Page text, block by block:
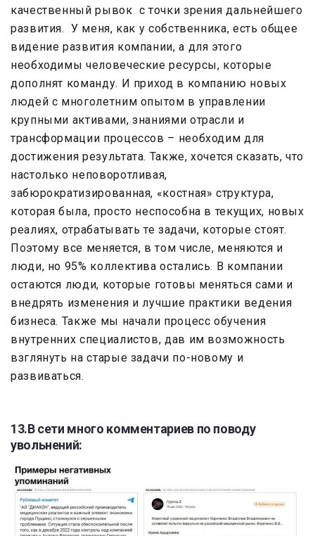
качественный рывок с точки зрения дальнейшего
развития. У меня, как у собственника, есть общее
видение развития компании, а для этого
необходимы человеческие ресурсы, которые
дополнят команду. И приход в компанию новых
людей с многолетним опытом в управлении
крупными активами, знаниями отрасли и
трансформации процессов – необходим для
достижения результата. Также, хочется сказать, что
настолько неповоротливая,
забюрократизированная, «костная» структура,
которая была, просто неспособна в текущих, новых
реалиях, отрабатывать те задачи, которые стоят.
Поэтому все меняется, в том числе, меняются и
люди, но 95% коллектива остались. В компании
остаются люди, которые готовы меняться сами и
внедрять изменения и лучшие практики ведения
бизнеса. Также мы начали процесс обучения
внутренних специалистов, дав им возможность
взглянуть на старые задачи по-новому и
развиваться.
13.В сети много комментариев по поводу
увольнений: